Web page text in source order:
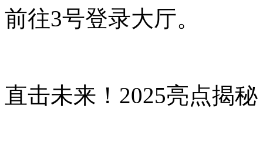
前往3号登录大厅。
直击未来！2025亮点揭秘